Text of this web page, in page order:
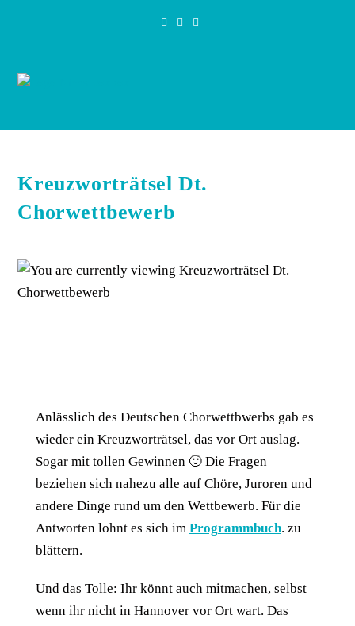
Kreuzworträtsel Dt.
Chorwettbewerb
Anlässlich des Deutschen Chorwettbwerbs gab es
wieder ein Kreuzworträtsel, das vor Ort auslag.
Sogar mit tollen Gewinnen 🙂 Die Fragen
beziehen sich nahezu alle auf Chöre, Juroren und
andere Dinge rund um den Wettbewerb. Für die
Antworten lohnt es sich im Programmbuch. zu
blättern.
Und das Tolle: Ihr könnt auch mitmachen, selbst
wenn ihr nicht in Hannover vor Ort wart. Das